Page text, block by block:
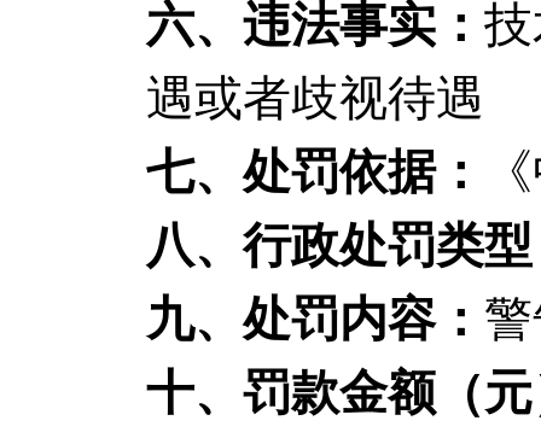
六、违法事实：
遇或者歧视待遇
七、处罚依据：
八、行政处罚类
九、处罚内容：
十、罚款金额（